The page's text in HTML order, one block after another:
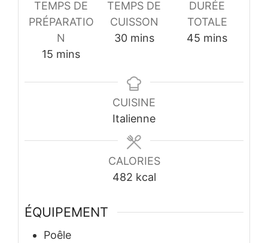
TEMPS DE
PRÉPARATIO
N
15 minutes
mins
TEMPS DE
CUISSON
30minutes
mins
DURÉE
TOTALE
45 minutes
mins
CUISINE
Italienne
CALORIES
482 kcal
ÉQUIPEMENT
Poêle